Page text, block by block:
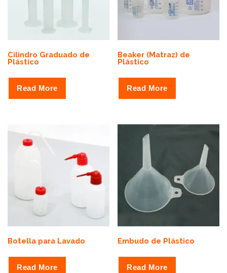
Cilindro Graduado de
Plástico
Read More
Beaker (Matraz) de
Plástico
Read More
Botella para Lavado
Read More
Embudo de Plástico
Read More